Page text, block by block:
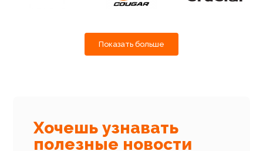
Показать больше
Хочешь узнавать
полезные новости